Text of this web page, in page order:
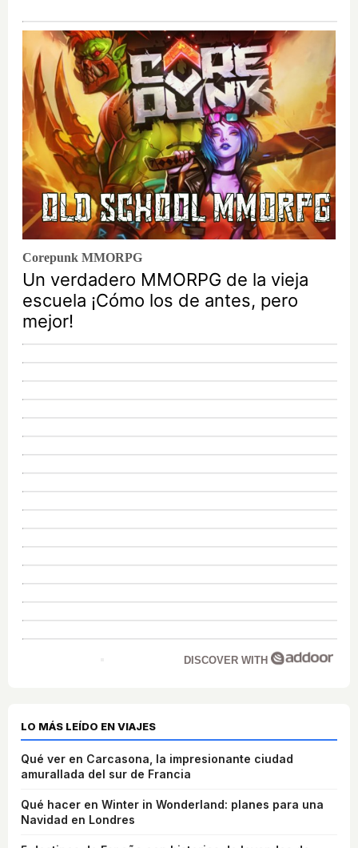
Corepunk MMORPG
Un verdadero MMORPG de la vieja
escuela ¡Cómo los de antes, pero
mejor!
DISCOVER WITH
LO MÁS LEÍDO EN VIAJES
Qué ver en Carcasona, la impresionante ciudad
amurallada del sur de Francia
Qué hacer en Winter in Wonderland: planes para una
Navidad en Londres